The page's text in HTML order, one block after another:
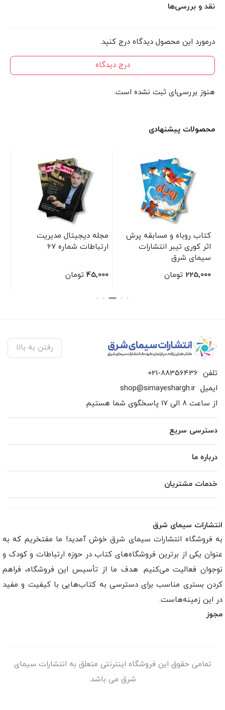
نقد و بررسی‌ها
درمورد این محصول دیدگاه درج کنید.
درج دیدگاه
هنوز بررسی‌ای ثبت نشده است.
محصولات پیشنهادی
کتاب روباه و مسابقه پرش
اثر کوری تیبر انتشارات
سیمای شرق
225,000 تومان
مجله دیجیتال مدیریت
ارتباطات شماره 67
45,000 تومان
بستن
رفتن به بالا
تلفن 021-88356436
ایمیل shop@simayeshargh.ir
از ساعت 8 الی 17 پاسخگوی شما هستیم.
دسترسی سریع
درباره ما
خدمات مشتریان
انتشارات سیمای شرق
به فروشگاه انتشارات سیمای شرق خوش آمدید! ما مفتخریم که به
عنوان یکی از برترین فروشگاه‌های کتاب در حوزه ارتباطات و کودک و
نوجوان فعالیت می‌کنیم. هدف ما از تأسیس این فروشگاه، فراهم
کردن بستری مناسب برای دسترسی به کتاب‌هایی با کیفیت و مفید
در این زمینه‌هاست.
مجوز
تمامی حقوق این فروشگاه اینترنتی متعلق به انتشارات سیمای
شرق می باشد.